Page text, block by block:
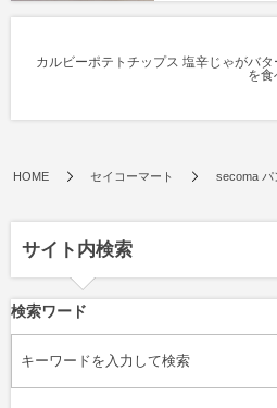
カルビーポテトチップス 塩辛じゃがバタ
を食
HOME セイコーマート secoma パ
サイト内検索
検索ワード